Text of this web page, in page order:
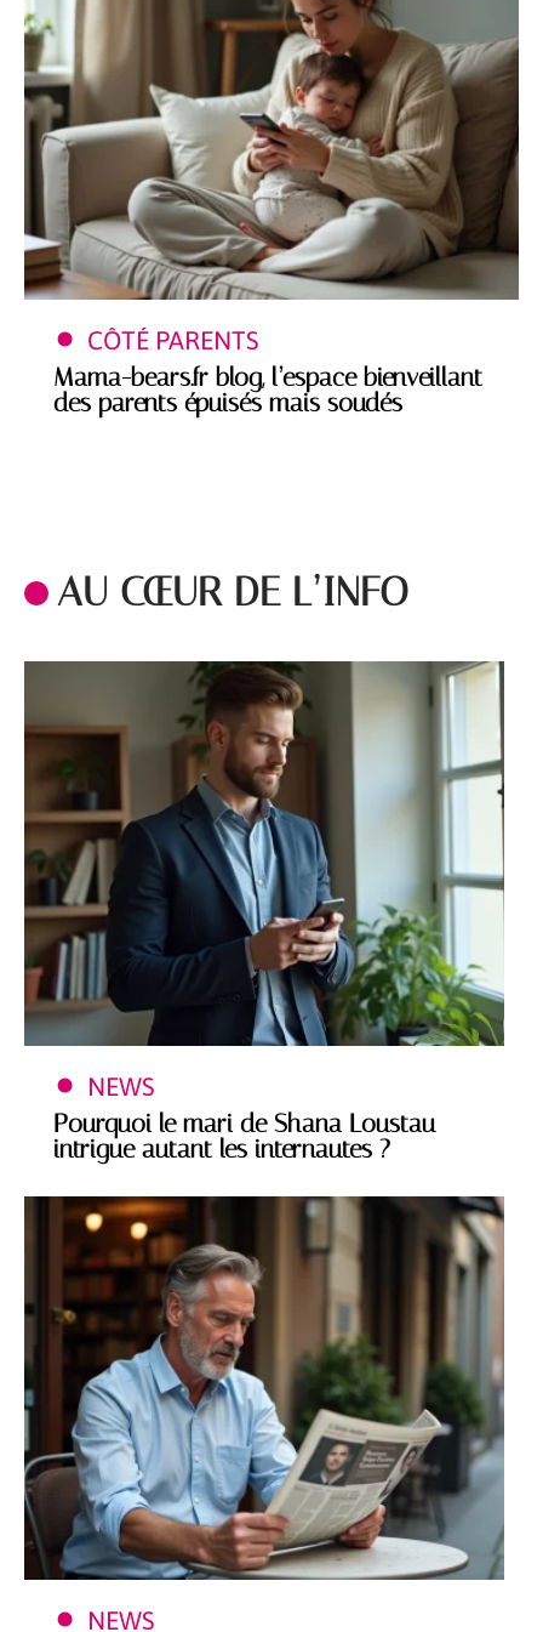
CÔTÉ PARENTS
Mama-bears.fr blog, l’espace bienveillant
des parents épuisés mais soudés
AU CŒUR DE L’INFO
NEWS
Pourquoi le mari de Shana Loustau
intrigue autant les internautes ?
NEWS